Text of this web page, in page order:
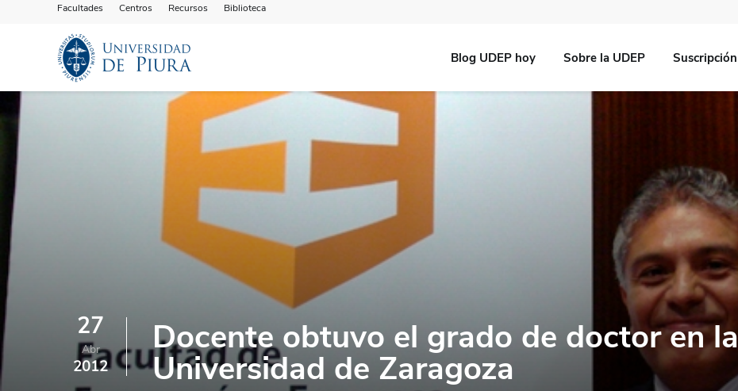
Facultades Centros Recursos Biblioteca
Blog UDEP hoy Sobre la UDEP Suscripción
27
Abr
2012
Docente obtuvo el grado de doctor en la
Universidad de Zaragoza